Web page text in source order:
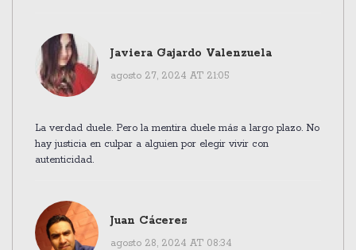
Javiera Gajardo Valenzuela
agosto 27, 2024 AT 21:05
La verdad duele. Pero la mentira duele más a largo plazo. No
hay justicia en culpar a alguien por elegir vivir con
autenticidad.
Juan Cáceres
agosto 28, 2024 AT 08:34